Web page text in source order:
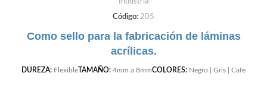
Código: 205
Como sello para la fabricación de láminas
acrílicas.
DUREZA: FlexibleTAMAÑO: 4mm a 8mmCOLORES: Negro | Gris | Cafe